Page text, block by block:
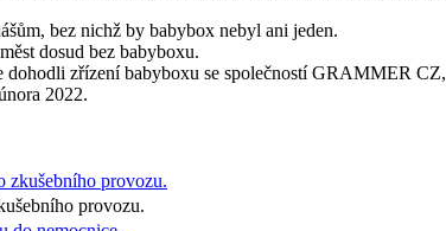
bez nichž by babybox nebyl ani jeden.
dosud bez babyboxu.
dohodli zřízení babyboxu se společností GRAMMER CZ,
2022.
provozu.